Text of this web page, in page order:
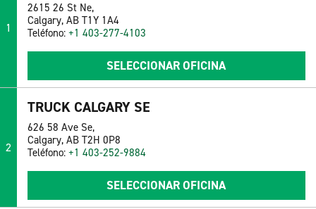
1
2615 26 St Ne,
Calgary, AB T1Y 1A4
Teléfono: +1 403-277-4103
SELECCIONAR OFICINA
2
TRUCK CALGARY SE
626 58 Ave Se,
Calgary, AB T2H 0P8
Teléfono: +1 403-252-9884
SELECCIONAR OFICINA